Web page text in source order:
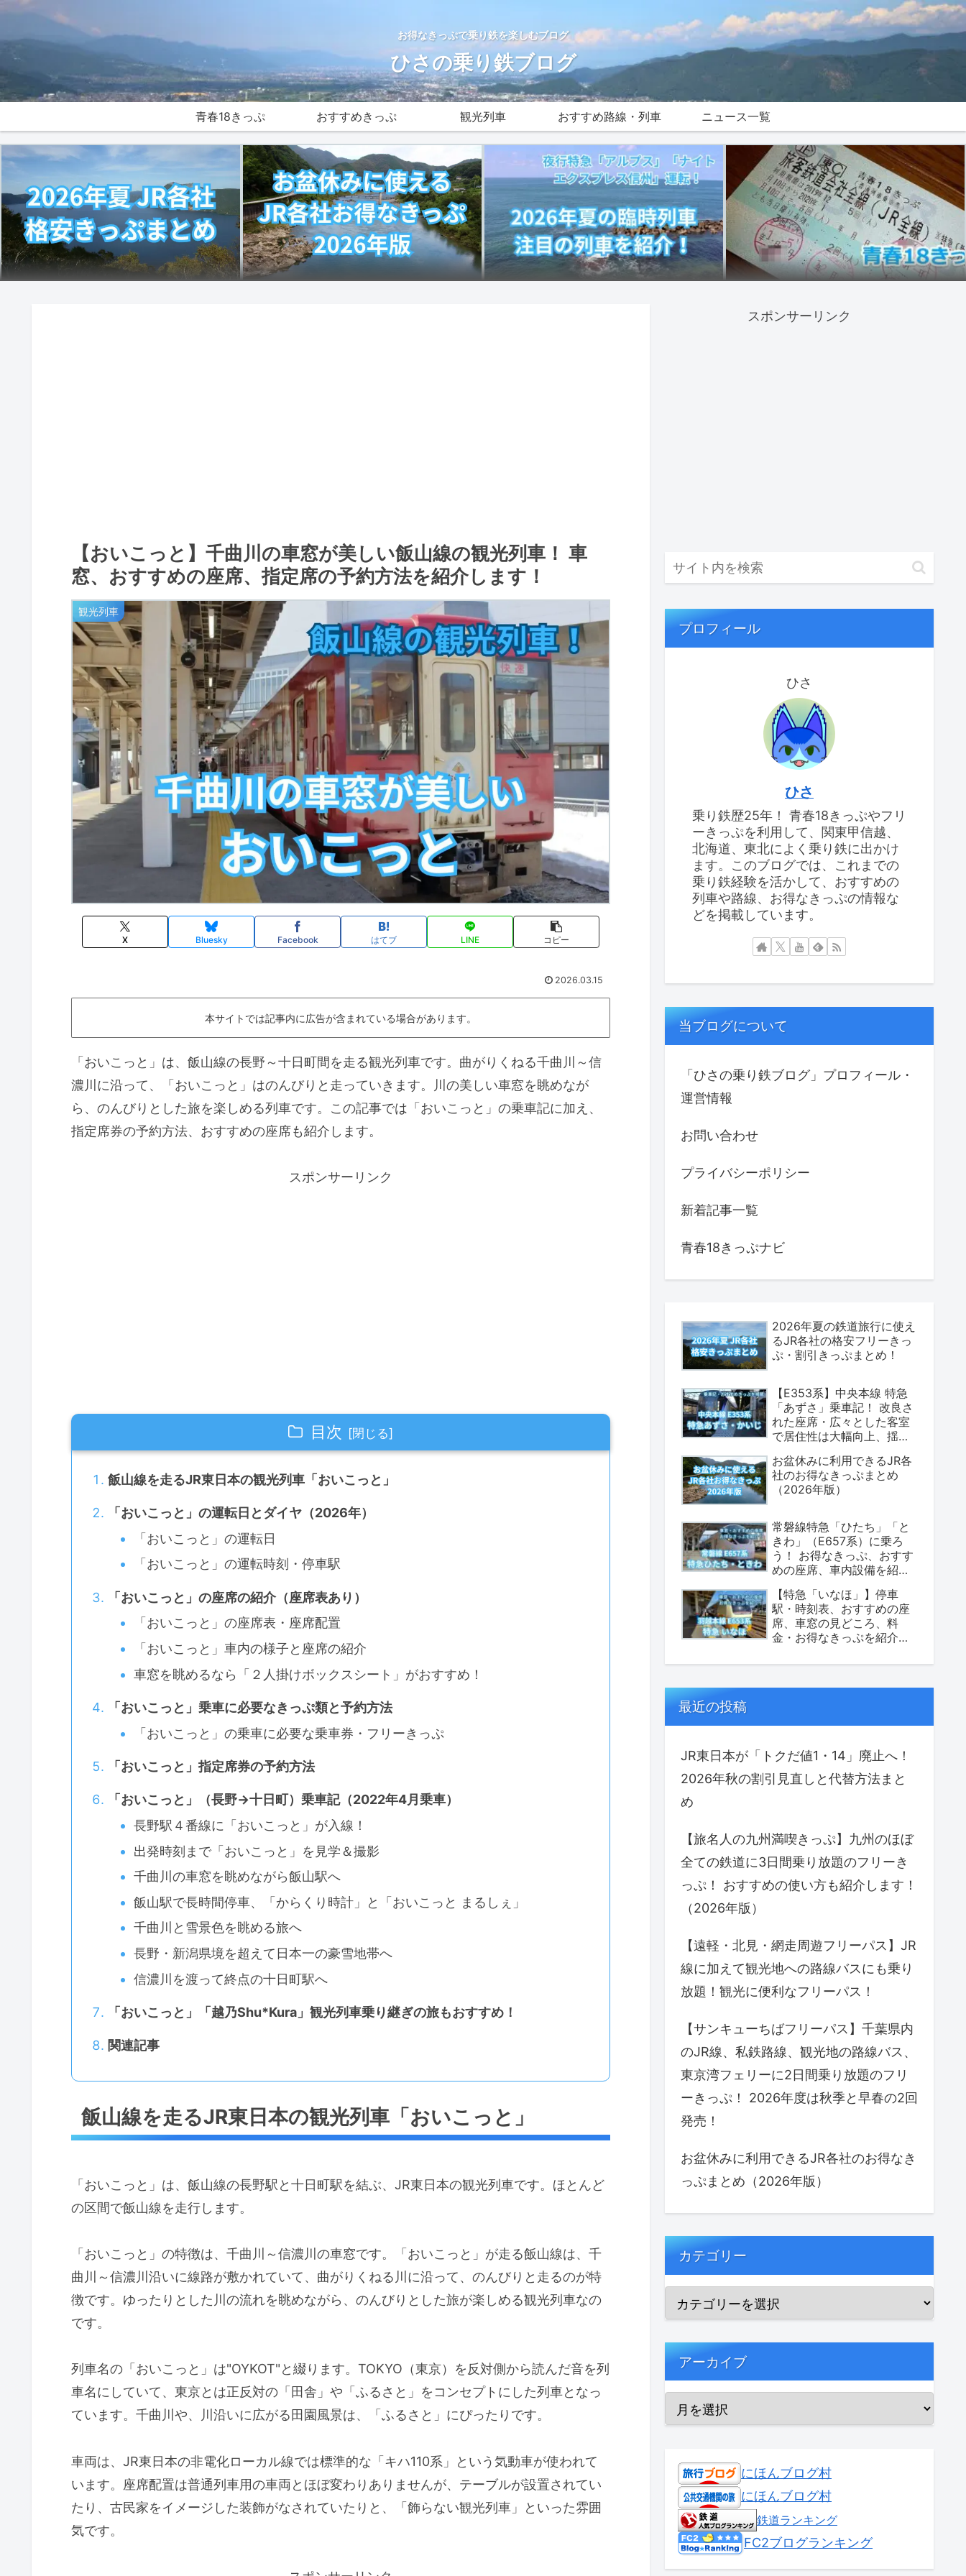
お得なきっぷで乗り鉄を楽しむブログ
ひさの乗り鉄ブログ
青春18きっぷ おすすめきっぷ 観光列車 おすすめ路線・列車 ニュース一覧
【おいこっと】千曲川の車窓が美しい飯山線の観光列車！ 車
窓、おすすめの座席、指定席の予約方法を紹介します！
観光列車
X Bluesky Facebook はてブ LINE コピー
2026.03.15
本サイトでは記事内に広告が含まれている場合があります。
「おいこっと」は、飯山線の長野～十日町間を走る観光列車です。曲がりくねる千曲川～信
濃川に沿って、「おいこっと」はのんびりと走っていきます。川の美しい車窓を眺めなが
ら、のんびりとした旅を楽しめる列車です。この記事では「おいこっと」の乗車記に加え、
指定席券の予約方法、おすすめの座席も紹介します。
スポンサーリンク
目次
飯山線を走るJR東日本の観光列車「おいこっと」
「おいこっと」の運転日とダイヤ（2026年）
「おいこっと」の運転日
「おいこっと」の運転時刻・停車駅
「おいこっと」の座席の紹介（座席表あり）
「おいこっと」の座席表・座席配置
「おいこっと」車内の様子と座席の紹介
車窓を眺めるなら「２人掛けボックスシート」がおすすめ！
「おいこっと」乗車に必要なきっぷ類と予約方法
「おいこっと」の乗車に必要な乗車券・フリーきっぷ
「おいこっと」指定席券の予約方法
「おいこっと」（長野→十日町）乗車記（2022年4月乗車）
長野駅４番線に「おいこっと」が入線！
出発時刻まで「おいこっと」を見学＆撮影
千曲川の車窓を眺めながら飯山駅へ
飯山駅で長時間停車、「からくり時計」と「おいこっと まるしぇ」
千曲川と雪景色を眺める旅へ
長野・新潟県境を超えて日本一の豪雪地帯へ
信濃川を渡って終点の十日町駅へ
「おいこっと」「越乃Shu*Kura」観光列車乗り継ぎの旅もおすすめ！
関連記事
飯山線を走るJR東日本の観光列車「おいこっと」
「おいこっと」は、飯山線の長野駅と十日町駅を結ぶ、JR東日本の観光列車です。ほとんど
の区間で飯山線を走行します。
「おいこっと」の特徴は、千曲川～信濃川の車窓です。「おいこっと」が走る飯山線は、千
曲川～信濃川沿いに線路が敷かれていて、曲がりくねる川に沿って、のんびりと走るのが特
徴です。ゆったりとした川の流れを眺めながら、のんびりとした旅が楽しめる観光列車なの
です。
列車名の「おいこっと」は"OYKOT"と綴ります。TOKYO（東京）を反対側から読んだ音を列
車名にしていて、東京とは正反対の「田舎」や「ふるさと」をコンセプトにした列車となっ
ています。千曲川や、川沿いに広がる田園風景は、「ふるさと」にぴったりです。
車両は、JR東日本の非電化ローカル線では標準的な「キハ110系」という気動車が使われて
います。座席配置は普通列車用の車両とほぼ変わりありませんが、テーブルが設置されてい
たり、古民家をイメージした装飾がなされていたりと、「飾らない観光列車」といった雰囲
気です。
スポンサーリンク
プロフィール
ひさ
ひさ
乗り鉄歴25年！ 青春18きっぷやフリ
ーきっぷを利用して、関東甲信越、
北海道、東北によく乗り鉄に出かけ
ます。このブログでは、これまでの
乗り鉄経験を活かして、おすすめの
列車や路線、お得なきっぷの情報な
どを掲載しています。
当ブログについて
「ひさの乗り鉄ブログ」プロフィール・
運営情報
お問い合わせ
プライバシーポリシー
新着記事一覧
青春18きっぷナビ
2026年夏の鉄道旅行に使え
るJR各社の格安フリーきっ
ぷ・割引きっぷまとめ！
【E353系】中央本線 特急
「あずさ」乗車記！ 改良さ
れた座席・広々とした客室
で居住性は大幅向上、揺れ
（座席表・荷物置場の情報
あり）
お盆休みに利用できるJR各
社のお得なきっぷまとめ
（2026年版）
常磐線特急「ひたち」「と
きわ」（E657系）に乗ろ
う！ お得なきっぷ、おすす
めの座席、車内設備を紹介
【特急「いなほ」】停車
駅・時刻表、おすすめの座
席、車窓の見どころ、料
金・お得なきっぷを紹介し
最近の投稿
JR東日本が「トクだ値1・14」廃止へ！
2026年秋の割引見直しと代替方法まと
め
【旅名人の九州満喫きっぷ】九州のほぼ
全ての鉄道に3日間乗り放題のフリーき
っぷ！ おすすめの使い方も紹介します！
（2026年版）
【遠軽・北見・網走周遊フリーパス】JR
線に加えて観光地への路線バスにも乗り
放題！観光に便利なフリーパス！
【サンキューちばフリーパス】千葉県内
のJR線、私鉄路線、観光地の路線バス、
東京湾フェリーに2日間乗り放題のフリ
ーきっぷ！ 2026年度は秋季と早春の2回
発売！
お盆休みに利用できるJR各社のお得なき
っぷまとめ（2026年版）
カテゴリー
アーカイブ
にほんブログ村
にほんブログ村
鉄道ランキング
FC2ブログランキング